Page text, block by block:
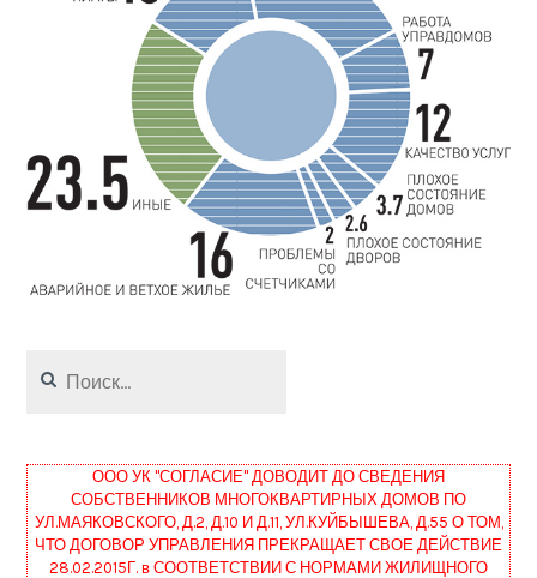
ООО УК "СОГЛАСИЕ" ДОВОДИТ ДО СВЕДЕНИЯ
СОБСТВЕННИКОВ МНОГОКВАРТИРНЫХ ДОМОВ ПО
УЛ.МАЯКОВСКОГО, Д.2, Д.10 И Д.11, УЛ.КУЙБЫШЕВА, Д.55 О ТОМ,
ЧТО ДОГОВОР УПРАВЛЕНИЯ ПРЕКРАЩАЕТ СВОЕ ДЕЙСТВИЕ
28.02.2015Г. в СООТВЕТСТВИИ С НОРМАМИ ЖИЛИЩНОГО